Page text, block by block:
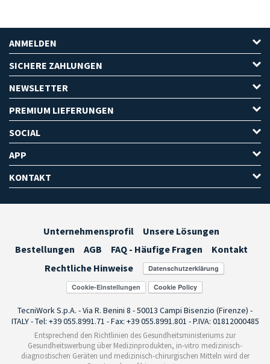
ANMELDEN
SICHERE ZAHLUNGEN
NEWSLETTER
PREMIUM LIEFERUNGEN
SOCIAL
APP
KONTAKT
Unternehmensprofil
Unsere Lösungen
Bestellungen
AGB FAQ - Häufige Fragen
Kontakt
Rechtliche Hinweise
Cookie-Einstellungen
TecniWork S.p.A. - Via R. Benini 8 - 50013 Campi Bisenzio (Firenze) -
ITALY - Tel: +39 055.8991.71 - Fax: +39 055.8991.801 - P.IVA: 01812000485
Entsprechend den Richtlinien des Gesundheitsministeriums zur
Gesundheitswerbung über Medizinprodukten, in-vitro medizinisch-
diagnostischen Geräten und medizinisch-chirurgischen Mitteln wird der